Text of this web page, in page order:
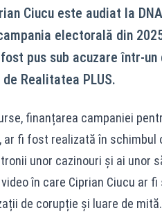
Ciucu este audiat la
electorală din
pus sub acuzare într-
Realitatea PLUS.
finanțarea campaniei
ar fi fost realizată în
unor cazinouri și ai unor
în care Ciprian Ciucu ar
de corupție și luare de mită.